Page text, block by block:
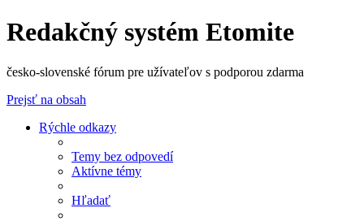
Redakčný systém Etomite
česko-slovenské fórum pre užívateľov s podporou zdarma
Prejsť na obsah
Rýchle odkazy
Temy bez odpovedí
Aktívne témy
Hľadať